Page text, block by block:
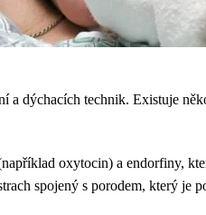
a dýchacích technik. Existuje
oxytocin) a endorfiny,
spojený s porodem, který je